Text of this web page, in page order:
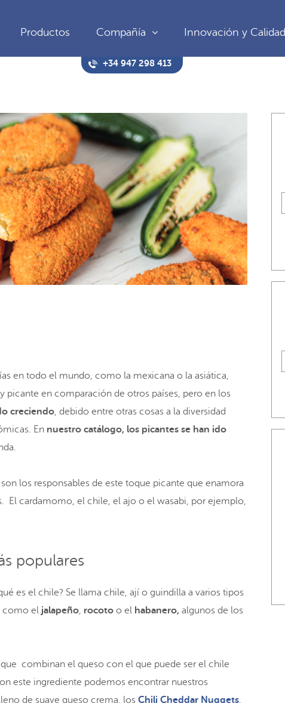
Productos Compañía Innovación y Calidad
+34 947 298 413
en todo el mundo, como la mexicana o la asiática,
picante en comparación de otros países, pero en los
creciendo, debido entre otras cosas a la diversidad
En nuestro catálogo, los picantes se han ido
los responsables de este toque picante que enamora
El cardamomo, el chile, el ajo o el wasabi, por ejemplo,
populares
es el chile? Se llama chile, ají o guindilla a varios tipos
como el jalapeño, rocoto o el habanero, algunos de los
combinan el queso con el que puede ser el chile
este ingrediente podemos encontrar nuestros
de suave queso crema, los Chili Cheddar Nuggets,